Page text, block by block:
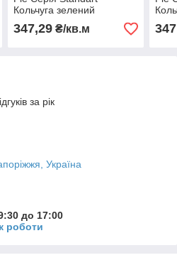
Кольчуга зелений
347,29₴/кв.м
за рік
Україна
до 17:00
роботи